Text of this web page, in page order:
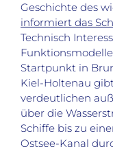
Geschichte des
informiert das
Technisch
Startpunkt in
Kiel-Holtenau
verdeutlichen
über die
Schiffe bis zu
Ostsee-Kanal